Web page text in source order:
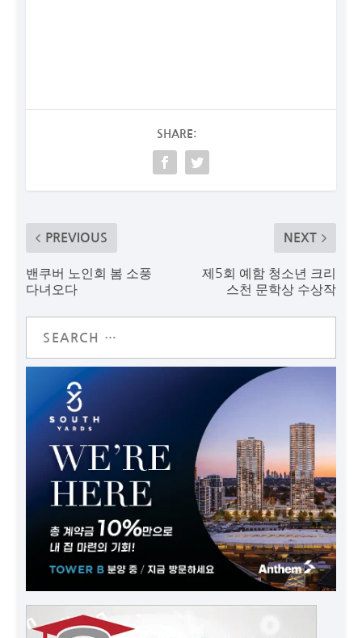
SHARE:
PREVIOUS
밴쿠버 노인회 봄 소풍
다녀오다
NEXT
제5회 예함 청소년 크리
스천 문학상 수상작